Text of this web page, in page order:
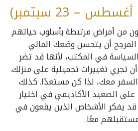
من أمراض مرتبطة بأسلوب حياتهم
أن يتحسن وضعك المالي
في المكتب، لأنها قد تضر
تجري تغييرات تجميلية على منزلك.
معك، لذا كن مستعدًا. كذلك
الصعيد الأكاديمي في اختيار
يفكر الأشخاص الذين يقعون في
معًا.